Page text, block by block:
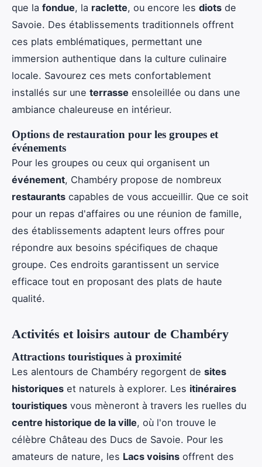
que la fondue, la raclette, ou encore les diots de
Savoie. Des établissements traditionnels offrent
ces plats emblématiques, permettant une
immersion authentique dans la culture culinaire
locale. Savourez ces mets confortablement
installés sur une terrasse ensoleillée ou dans une
ambiance chaleureuse en intérieur.
Options de restauration pour les groupes et
événements
Pour les groupes ou ceux qui organisent un
événement, Chambéry propose de nombreux
restaurants capables de vous accueillir. Que ce soit
pour un repas d'affaires ou une réunion de famille,
des établissements adaptent leurs offres pour
répondre aux besoins spécifiques de chaque
groupe. Ces endroits garantissent un service
efficace tout en proposant des plats de haute
qualité.
Activités et loisirs autour de Chambéry
Attractions touristiques à proximité
Les alentours de Chambéry regorgent de sites
historiques et naturels à explorer. Les itinéraires
touristiques vous mèneront à travers les ruelles du
centre historique de la ville, où l'on trouve le
célèbre Château des Ducs de Savoie. Pour les
amateurs de nature, les Lacs voisins offrent des